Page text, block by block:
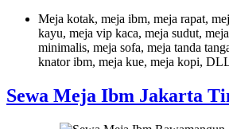
Meja kotak, meja ibm, meja rapat,
kayu, meja vip kaca, meja sudut,
minimalis, meja sofa, meja tanda
knator ibm, meja kue, meja kopi,
Sewa Meja Ibm Jakarta